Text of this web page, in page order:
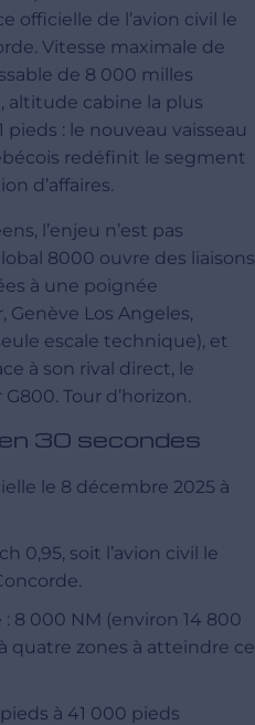
officielle de l’avion civil le
Vitesse maximale de
de 8 000 milles
altitude cabine la plus
pieds : le nouveau vaisseau
redéfinit le segment
d’affaires.
l’enjeu n’est pas
8000 ouvre des liaisons
à une poignée
Genève Los Angeles,
escale technique), et
à son rival direct, le
Tour d’horizon.
30 secondes
le 8 décembre 2025 à
0,95, soit l’avion civil le
8 000 NM (environ 14 800
quatre zones à atteindre ce
à 41 000 pieds